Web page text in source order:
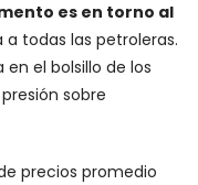
es en torno al
a todas las petroleras.
el bolsillo de los
sobre
precios promedio